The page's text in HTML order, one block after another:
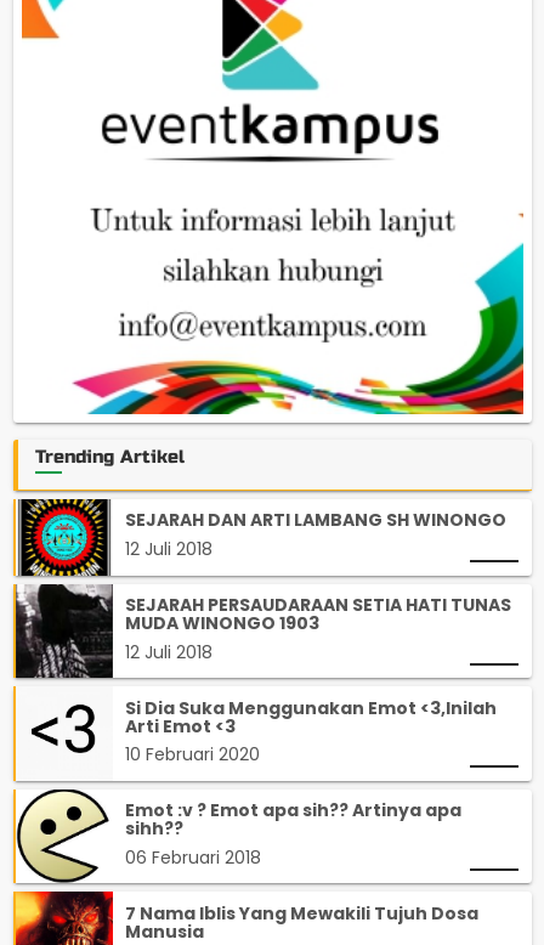
Trending Artikel
SEJARAH DAN ARTI LAMBANG SH WINONGO
12 Juli 2018
SEJARAH PERSAUDARAAN SETIA HATI TUNAS
MUDA WINONGO 1903
12 Juli 2018
Si Dia Suka Menggunakan Emot <3,Inilah
Arti Emot <3
10 Februari 2020
Emot :v ? Emot apa sih?? Artinya apa
sihh??
06 Februari 2018
7 Nama Iblis Yang Mewakili Tujuh Dosa
Manusia